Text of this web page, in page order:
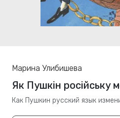
Марина Улибишева
Як Пушкін російську
Как Пушкин русский язык